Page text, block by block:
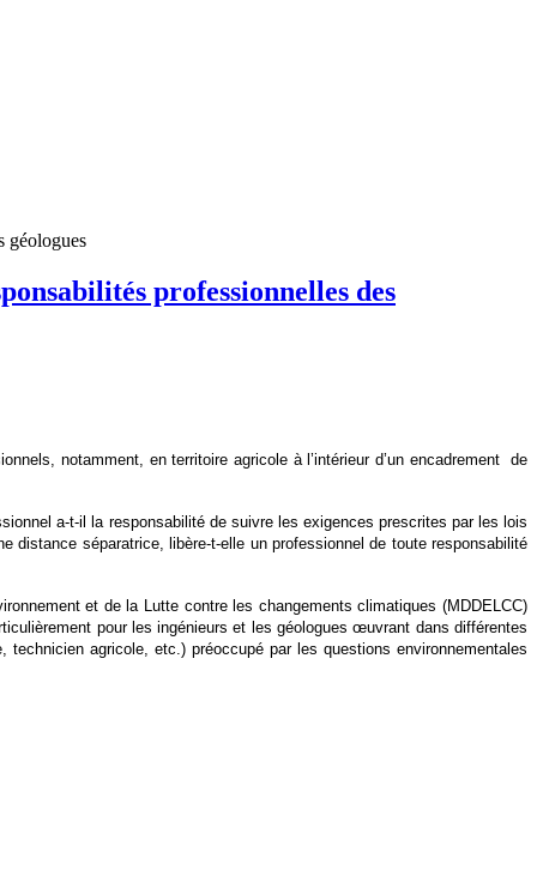
géologues
professionnelles des
notamment, en territoire agricole à l’intérieur d’un encadrement de
a-t-il la responsabilité de suivre les exigences prescrites par les lois
distance séparatrice, libère-t-elle un professionnel de toute responsabilité
et de la Lutte contre les changements climatiques (MDDELCC)
pour les ingénieurs et les géologues œuvrant dans différentes
technicien agricole, etc.) préoccupé par les questions environnementales